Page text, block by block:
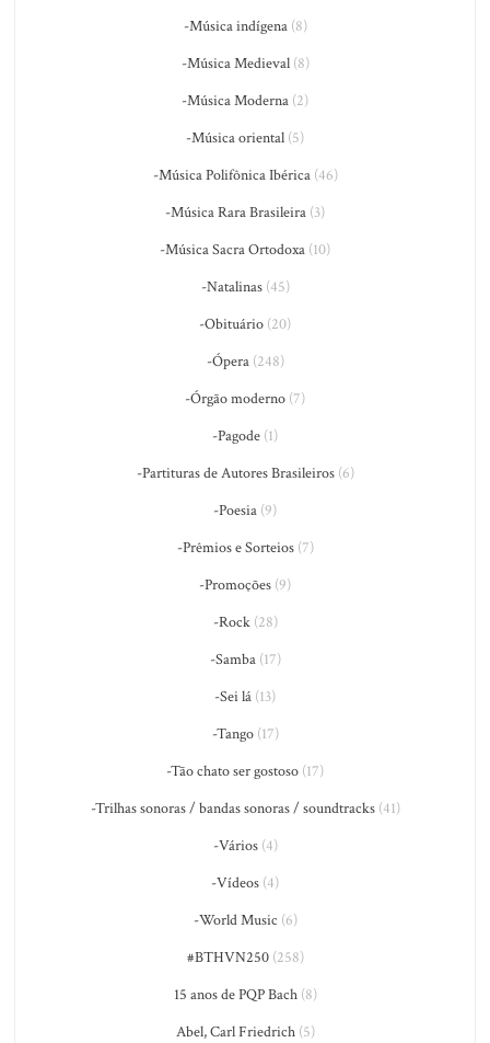
-Música indígena(8)
-Música Medieval(8)
-Música Moderna (2)
-Música oriental (5)
-Música Polifônica Ibérica(46)
-Música Rara Brasileira (3)
-Música Sacra Ortodoxa (10)
-Natalinas(45)
-Obituário (20)
-Ópera(248)
-Órgão moderno (7)
-Pagode (1)
-Partituras de Autores Brasileiros(6)
-Poesia (9)
-Prêmios e Sorteios(7)
-Promoções (9)
-Rock(28)
-Samba(17)
-Sei lá (13)
-Tango(17)
-Tão chato ser gostoso (17)
-Trilhas sonoras / bandas sonoras / soundtracks(41)
-Vários(4)
-Vídeos (4)
-World Music (6)
#BTHVN250(258)
15 anos de PQP Bach(8)
Abel, Carl Friedrich(5)